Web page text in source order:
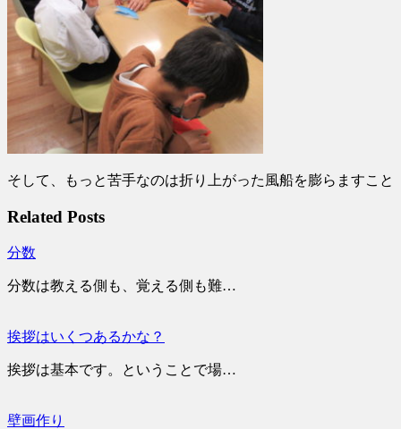
そして、もっと苦手なのは折り上がった風船を膨らますこと
Related Posts
分数
分数は教える側も、覚える側も難…
挨拶はいくつあるかな？
挨拶は基本です。ということで場…
壁画作り